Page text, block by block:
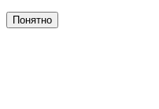
Понятно